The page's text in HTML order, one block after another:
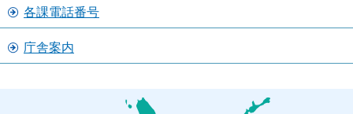
各課電話番号
庁舎案内